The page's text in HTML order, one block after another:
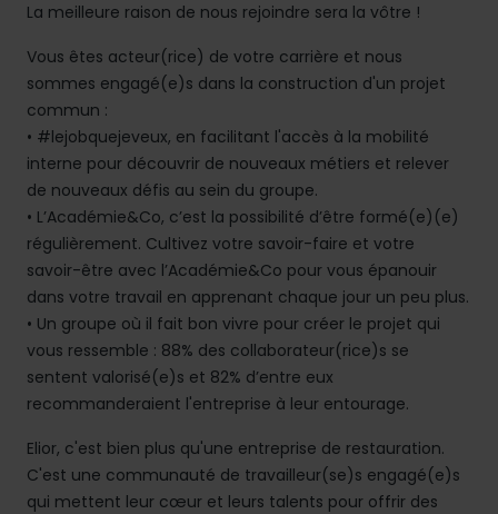
La meilleure raison de nous rejoindre sera la vôtre !
Vous êtes acteur(rice) de votre carrière et nous
sommes engagé(e)s dans la construction d'un projet
commun :
• #lejobquejeveux, en facilitant l'accès à la mobilité
interne pour découvrir de nouveaux métiers et relever
de nouveaux défis au sein du groupe.
• L’Académie&Co, c’est la possibilité d’être formé(e)(e)
régulièrement. Cultivez votre savoir-faire et votre
savoir-être avec l’Académie&Co pour vous épanouir
dans votre travail en apprenant chaque jour un peu plus.
• Un groupe où il fait bon vivre pour créer le projet qui
vous ressemble : 88% des collaborateur(rice)s se
sentent valorisé(e)s et 82% d’entre eux
recommanderaient l'entreprise à leur entourage.
Elior, c'est bien plus qu'une entreprise de restauration.
C'est une communauté de travailleur(se)s engagé(e)s
qui mettent leur cœur et leurs talents pour offrir des